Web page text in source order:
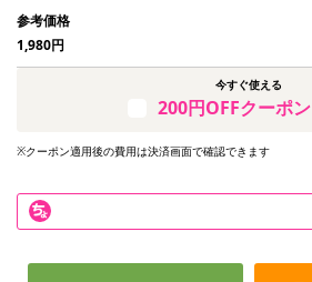
参考価格
1,980円
今すぐ使える
200円OFFクーポン
※クーポン適用後の費用は決済画面で確認できます